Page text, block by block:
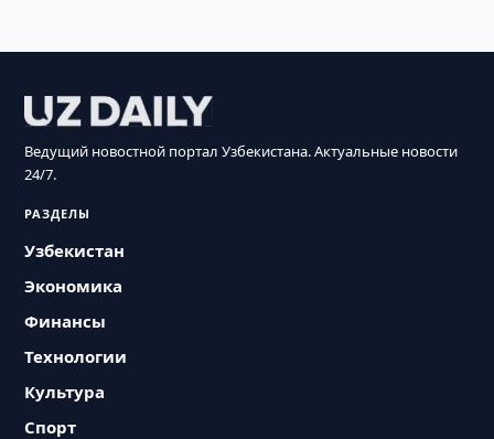
Ведущий новостной портал Узбекистана. Актуальные новости
24/7.
РАЗДЕЛЫ
Узбекистан
Экономика
Финансы
Технологии
Культура
Спорт